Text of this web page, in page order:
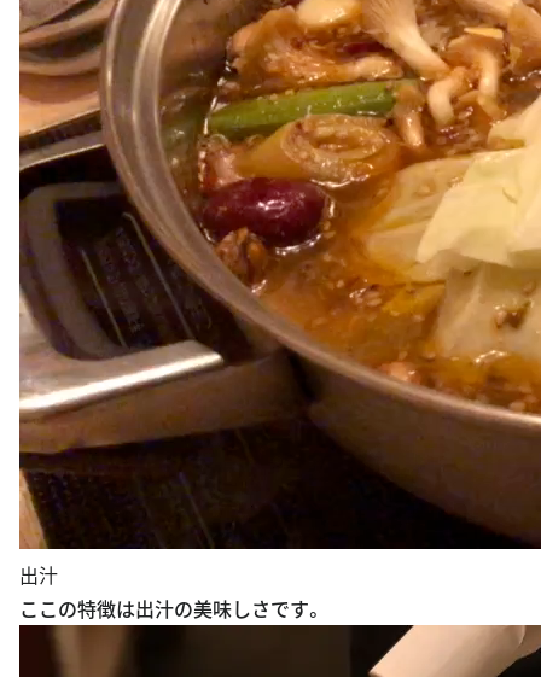
出汁
ここの特徴は出汁の美味しさです。